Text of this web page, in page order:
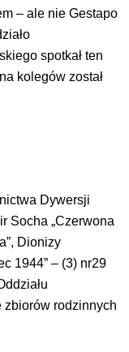
– ale nie Gestapo
spotkał ten
kolegów został
Dywersji
Socha „Czerwona
Dionizy
1944” – (3) nr29
zbiorów rodzinnych